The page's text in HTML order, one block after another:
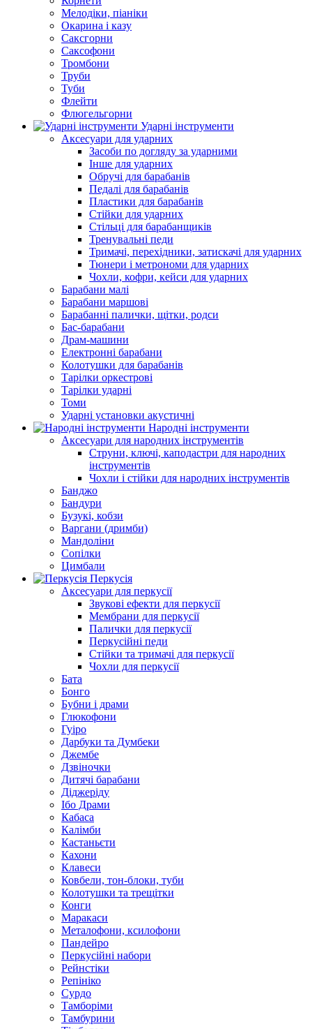
Мелодіки, піаніки
Окарина і казу
Саксгорни
Саксофони
Тромбони
Труби
Туби
Флейти
Флюгельгорни
Ударні інструменти
Аксесуари для ударних
Засоби по догляду за ударними
Інше для ударних
Обручі для барабанів
Педалі для барабанів
Пластики для барабанів
Стійки для ударних
Стільці для барабанщиків
Тренувальні педи
Тримачі, перехідники, затискачі для ударних
Тюнери і метрономи для ударних
Чохли, кофри, кейси для ударних
Барабани малі
Барабани маршові
Барабанні палички, щітки, родси
Бас-барабани
Драм-машини
Електронні барабани
Колотушки для барабанів
Тарілки оркестрові
Тарілки ударні
Томи
Ударні установки акустичні
Народні інструменти
Аксесуари для народних інструментів
Струни, ключі, каподастри для народних
інструментів
Чохли і стійки для народних інструментів
Банджо
Бандури
Бузукі, кобзи
Варгани (дримби)
Мандоліни
Сопілки
Цимбали
Перкусія
Аксесуари для перкусії
Звукові ефекти для перкусії
Мембрани для перкусії
Палички для перкусії
Перкусійні педи
Стійки та тримачі для перкусії
Чохли для перкусії
Бата
Бонго
Бубни і драми
Глюкофони
Гуіро
Дарбуки та Думбеки
Джембе
Дзвіночки
Дитячі барабани
Діджеріду
Ібо Драми
Кабаса
Калімби
Кастаньєти
Кахони
Клавеси
Ковбели, тон-блоки, туби
Колотушки та трещітки
Конги
Маракаси
Металофони, ксилофони
Пандейро
Перкусійні набори
Рейнстіки
Репініко
Сурдо
Тамборіми
Тамбурини